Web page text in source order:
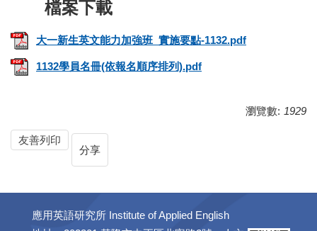
大一新生英文能力加強班_實施要點-1132.pdf
1132學員名冊(依報名順序排列).pdf
瀏覽數: 1929
友善列印
分享
應用英語研究所 Institute of Applied English